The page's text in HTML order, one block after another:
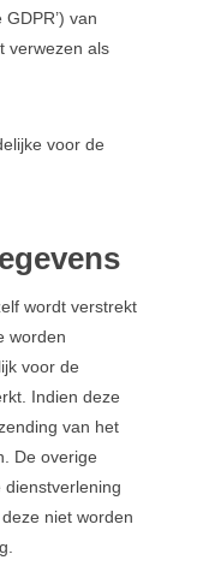
van
verwezen als
voor de
wordt verstrekt
worden
voor de
Indien deze
van het
De overige
niet worden